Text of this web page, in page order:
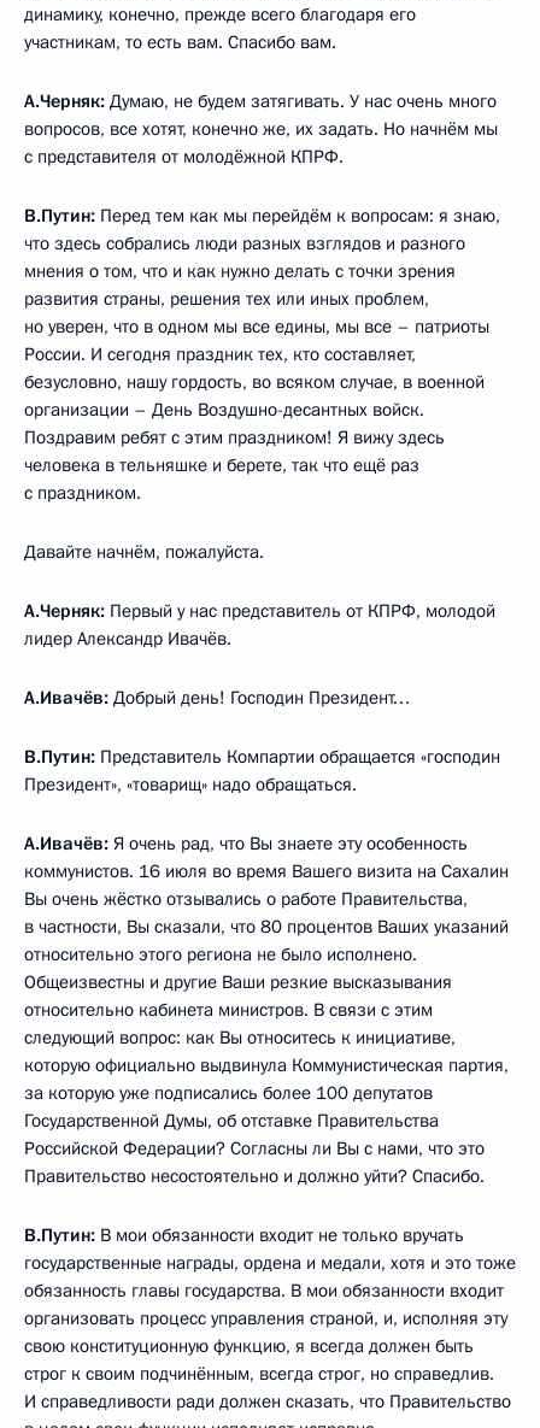
динамику, конечно, прежде всего благодаря его
участникам, то есть вам. Спасибо вам.
А.Черняк: Думаю, не будем затягивать. У нас очень много
вопросов, все хотят, конечно же, их задать. Но начнём мы
с представителя от молодёжной КПРФ.
В.Путин: Перед тем как мы перейдём к вопросам: я знаю,
что здесь собрались люди разных взглядов и разного
мнения о том, что и как нужно делать с точки зрения
развития страны, решения тех или иных проблем,
но уверен, что в одном мы все едины, мы все – патриоты
России. И сегодня праздник тех, кто составляет,
безусловно, нашу гордость, во всяком случае, в военной
организации – День Воздушно-десантных войск.
Поздравим ребят с этим праздником! Я вижу здесь
человека в тельняшке и берете, так что ещё раз
с праздником.
Давайте начнём, пожалуйста.
А.Черняк: Первый у нас представитель от КПРФ, молодой
лидер Александр Ивачёв.
А.Ивачёв: Добрый день! Господин Президент…
В.Путин: Представитель Компартии обращается «господин
Президент», «товарищ» надо обращаться.
А.Ивачёв: Я очень рад, что Вы знаете эту особенность
коммунистов. 16 июля во время Вашего визита на Сахалин
Вы очень жёстко отзывались о работе Правительства,
в частности, Вы сказали, что 80 процентов Ваших указаний
относительно этого региона не было исполнено.
Общеизвестны и другие Ваши резкие высказывания
относительно кабинета министров. В связи с этим
следующий вопрос: как Вы относитесь к инициативе,
которую официально выдвинула Коммунистическая партия,
за которую уже подписались более 100 депутатов
Государственной Думы, об отставке Правительства
Российской Федерации? Согласны ли Вы с нами, что это
Правительство несостоятельно и должно уйти? Спасибо.
В.Путин: В мои обязанности входит не только вручать
государственные награды, ордена и медали, хотя и это тоже
обязанность главы государства. В мои обязанности входит
организовать процесс управления страной, и, исполняя эту
свою конституционную функцию, я всегда должен быть
строг к своим подчинённым, всегда строг, но справедлив.
И справедливости ради должен сказать, что Правительство